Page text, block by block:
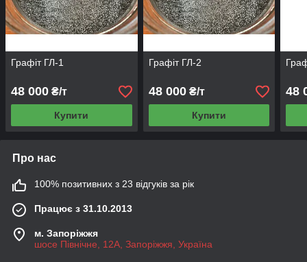
Графіт ГЛ-1
48 000 ₴/т
Купити
Графіт ГЛ-2
48 000₴/т
Купити
48
Про нас
100% позитивних з 23 відгуків за рік
Працює з 31.10.2013
м. Запоріжжя
шосе Північне, 12А, Запоріжжя, Україна